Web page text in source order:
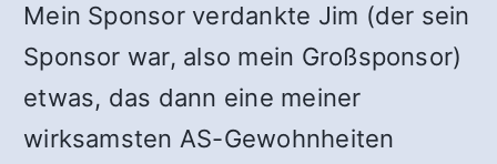
Mein Sponsor verdankte Jim (der sein
Sponsor war, also mein Großsponsor)
etwas, das dann eine meiner
wirksamsten AS-Gewohnheiten